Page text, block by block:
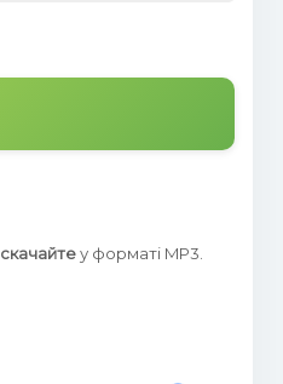
скачайтеу форматі MP3.